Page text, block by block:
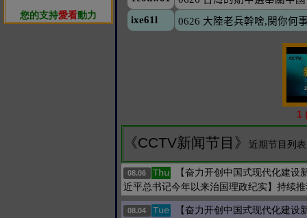
您的支持愛看動力
1
《CCTV新闻节目》 近期节目列
08.06 Thu
【奋力开创中国式现代化建
近平总书记今年以来治国理政纪实】持续
08.04 Tue
【奋力开创中国式现代化建